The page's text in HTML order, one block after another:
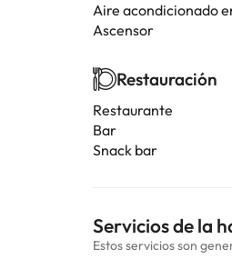
Aire acondicionado
Ascensor
Restauración
Restaurante
Bar
Snack bar
Servicios de la
Estos servicios son